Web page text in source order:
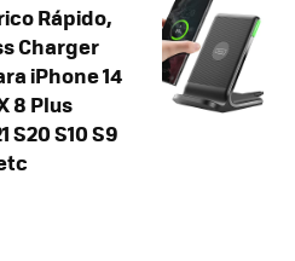
Rápido,
Charger
iPhone 14
8 Plus
S20 S10 S9